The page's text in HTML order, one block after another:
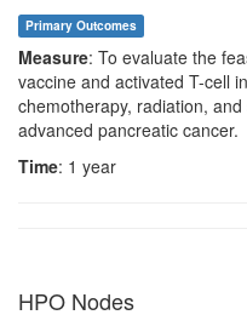
Primary Outcomes
Measure: To evaluate the
vaccine and activated T-cell
chemotherapy, radiation,
advanced pancreatic cancer.
Time: 1 year
HPO Nodes